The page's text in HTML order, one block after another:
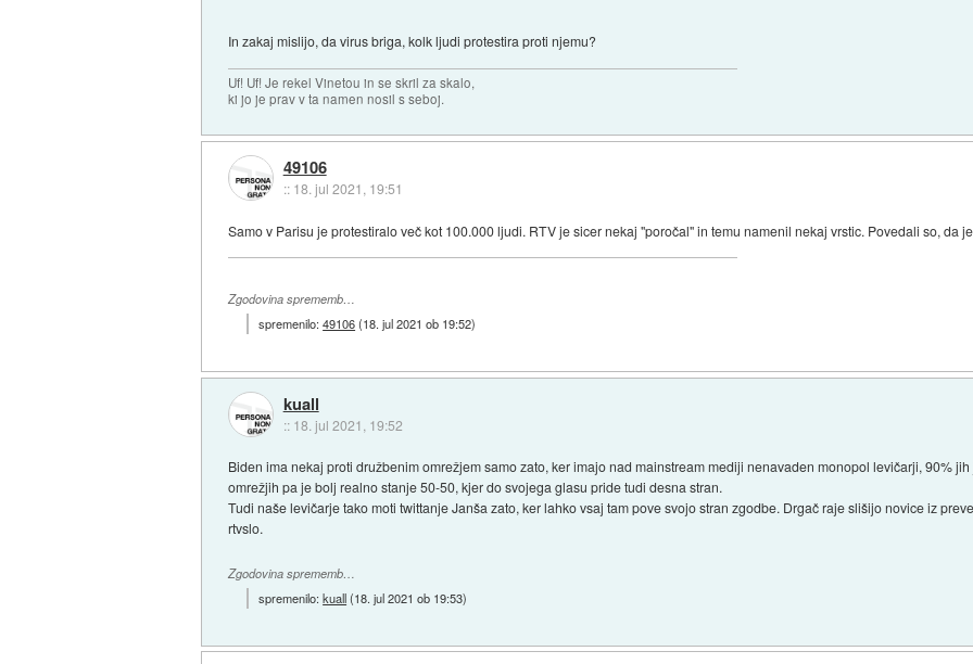
In zakaj mislijo, da virus briga, kolk ljudi protestira proti njemu?
Uf! Uf! Je rekel Vinetou in se skril za skalo,
ki jo je prav v ta namen nosil s seboj.
49106
:: 18. jul 2021, 19:51
Samo v Parisu je protestiralo več kot 100.000 ljudi. RTV je sicer nekaj "poročal" in temu namenil nekaj vrstic. Povedali so, da
Zgodovina sprememb…
spremenilo:49106(18. jul 2021 ob 19:52)
kuall
:: 18. jul 2021, 19:52
Biden ima nekaj proti družbenim omrežjem samo zato, ker imajo nad mainstream mediji nenavaden monopol levičarji, 90%
omrežjih pa je bolj realno stanje 50-50, kjer do svojega glasu pride tudi desna stran.
Tudi naše levičarje tako moti twittanje Janša zato, ker lahko vsaj tam pove svojo stran zgodbe. Drgač raje slišijo novice iz
rtvslo.
Zgodovina sprememb…
spremenilo:kuall(18. jul 2021 ob 19:53)